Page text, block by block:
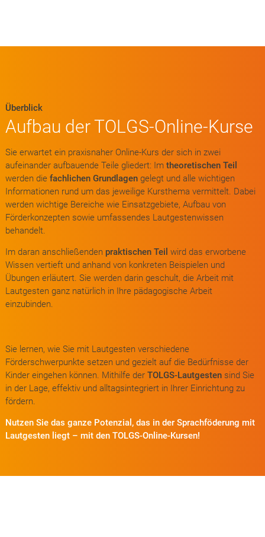
Überblick
Aufbau der TOLGS-Online-Kurse
Sie erwartet ein praxisnaher Online-Kurs der sich in zwei
aufeinander aufbauende Teile gliedert: Im theoretischen Teil
werden die fachlichen Grundlagengelegt und alle wichtigen
Informationen rund um das jeweilige Kursthema vermittelt. Dabei
werden wichtige Bereiche wie Einsatzgebiete, Aufbau von
Förderkonzepten sowie umfassendes Lautgestenwissen
behandelt.
Im daran anschließenden praktischen Teil wird das erworbene
Wissen vertieft und anhand von konkreten Beispielen und
Übungen erläutert. Sie werden darin geschult, die Arbeit mit
Lautgesten ganz natürlich in Ihre pädagogische Arbeit
einzubinden.
Sie lernen, wie Sie mit Lautgesten verschiedene
Förderschwerpunkte setzen und gezielt auf die Bedürfnisse der
Kinder eingehen können. Mithilfe der TOLGS-Lautgestensind Sie
in der Lage, effektiv und alltagsintegriert in Ihrer Einrichtung zu
fördern.
Nutzen Sie das ganze Potenzial, das in der Sprachföderung mit
Lautgesten liegt – mit den TOLGS-Online-Kursen!